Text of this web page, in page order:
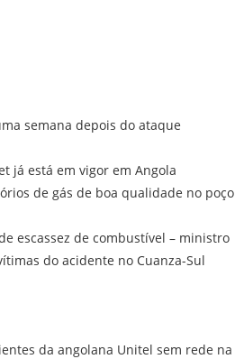
semana depois do ataque
já está em vigor em Angola
de gás de boa qualidade no poço
escassez de combustível – ministro
do acidente no Cuanza-Sul
da angolana Unitel sem rede na